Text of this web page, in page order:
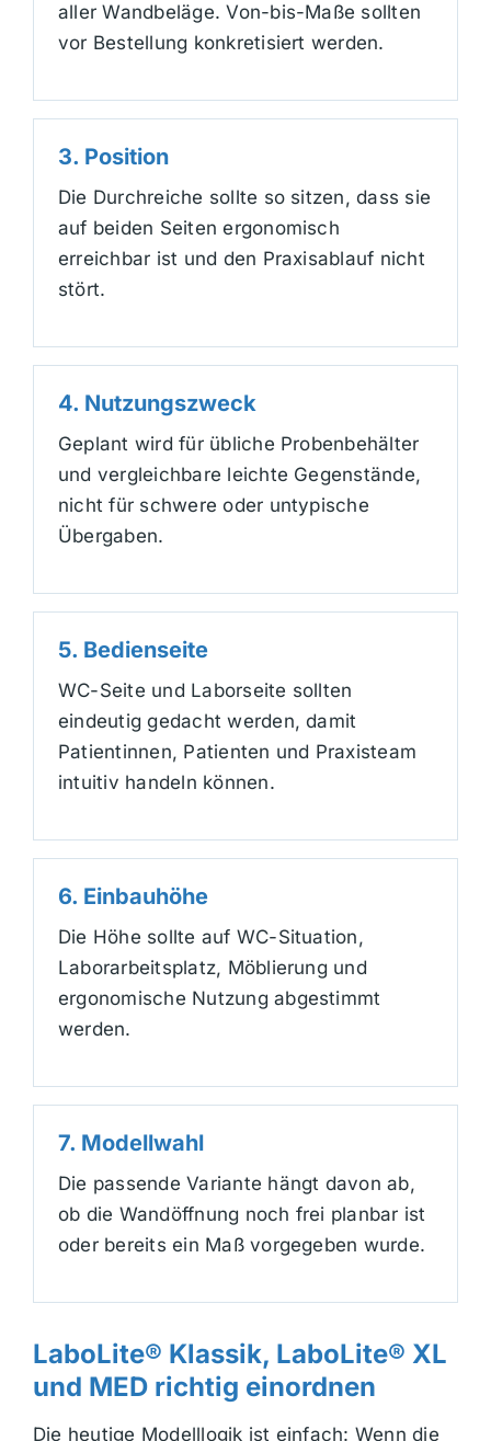
aller Wandbeläge. Von-bis-Maße sollten
vor Bestellung konkretisiert werden.
3. Position
Die Durchreiche sollte so sitzen, dass sie
auf beiden Seiten ergonomisch
erreichbar ist und den Praxisablauf nicht
stört.
4. Nutzungszweck
Geplant wird für übliche Probenbehälter
und vergleichbare leichte Gegenstände,
nicht für schwere oder untypische
Übergaben.
5. Bedienseite
WC-Seite und Laborseite sollten
eindeutig gedacht werden, damit
Patientinnen, Patienten und Praxisteam
intuitiv handeln können.
6. Einbauhöhe
Die Höhe sollte auf WC-Situation,
Laborarbeitsplatz, Möblierung und
ergonomische Nutzung abgestimmt
werden.
7. Modellwahl
Die passende Variante hängt davon ab,
ob die Wandöffnung noch frei planbar ist
oder bereits ein Maß vorgegeben wurde.
LaboLite® Klassik, LaboLite® XL
und MED richtig einordnen
Die heutige Modelllogik ist einfach: Wenn die